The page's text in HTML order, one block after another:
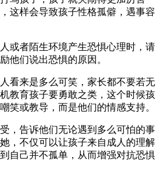
这样会导致孩子性格孤僻，遇事容
或者陌生环境产生恐惧心理时，请
他们说出恐惧的原因。
看来是多么可笑，家长都不要若无
教育孩子要勇敢之类，这个时候孩
笑或教导，而是他们的情感支持。
，告诉他们无论遇到多么可怕的事
，不仅可以让孩子来自成人的理解
自己并不孤单，从而增强对抗恐惧